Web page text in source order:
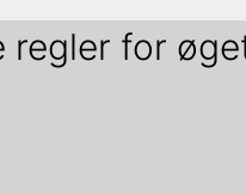
regler for